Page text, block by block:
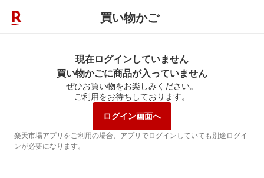
買い物かご
現在ログインしていません
買い物かごに商品が入っていません
ぜひお買い物をお楽しみください。
ご利用をお待ちしております。
ログイン画面へ
楽天市場アプリをご利用の場合、アプリでログインしていても別途ログイ
ンが必要になります。